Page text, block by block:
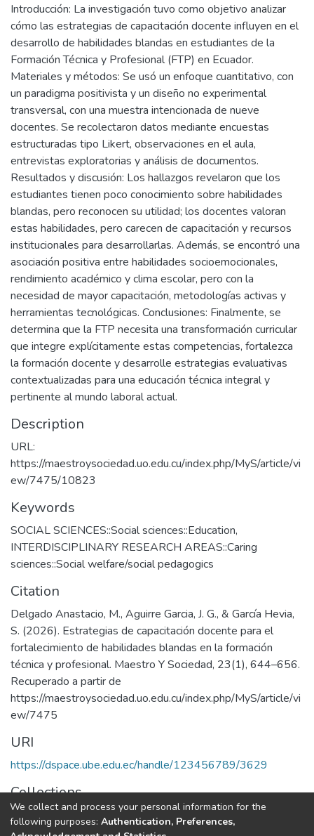
Introducción: La investigación tuvo como objetivo analizar
cómo las estrategias de capacitación docente influyen en el
desarrollo de habilidades blandas en estudiantes de la
Formación Técnica y Profesional (FTP) en Ecuador.
Materiales y métodos: Se usó un enfoque cuantitativo, con
un paradigma positivista y un diseño no experimental
transversal, con una muestra intencionada de nueve
docentes. Se recolectaron datos mediante encuestas
estructuradas tipo Likert, observaciones en el aula,
entrevistas exploratorias y análisis de documentos.
Resultados y discusión: Los hallazgos revelaron que los
estudiantes tienen poco conocimiento sobre habilidades
blandas, pero reconocen su utilidad; los docentes valoran
estas habilidades, pero carecen de capacitación y recursos
institucionales para desarrollarlas. Además, se encontró una
asociación positiva entre habilidades socioemocionales,
rendimiento académico y clima escolar, pero con la
necesidad de mayor capacitación, metodologías activas y
herramientas tecnológicas. Conclusiones: Finalmente, se
determina que la FTP necesita una transformación curricular
que integre explícitamente estas competencias, fortalezca
la formación docente y desarrolle estrategias evaluativas
contextualizadas para una educación técnica integral y
pertinente al mundo laboral actual.
Description
URL:
https://maestroysociedad.uo.edu.cu/index.php/MyS/article/vi
ew/7475/10823
Keywords
SOCIAL SCIENCES::Social sciences::Education,
INTERDISCIPLINARY RESEARCH AREAS::Caring
sciences::Social welfare/social pedagogics
Citation
Delgado Anastacio, M., Aguirre Garcia, J. G., & García Hevia,
S. (2026). Estrategias de capacitación docente para el
fortalecimiento de habilidades blandas en la formación
técnica y profesional. Maestro Y Sociedad, 23(1), 644–656.
Recuperado a partir de
https://maestroysociedad.uo.edu.cu/index.php/MyS/article/vi
ew/7475
URI
https://dspace.ube.edu.ec/handle/123456789/3629
Collections
Artículos Científicos
We collect and process your personal information for the
following purposes: Authentication, Preferences,